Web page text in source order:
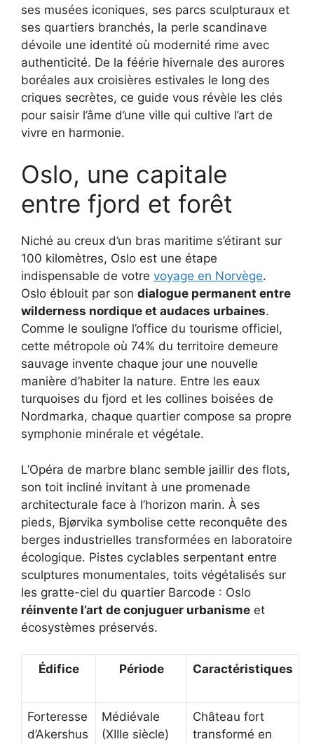
ses musées iconiques, ses parcs sculpturaux et
ses quartiers branchés, la perle scandinave
dévoile une identité où modernité rime avec
authenticité. De la féérie hivernale des aurores
boréales aux croisières estivales le long des
criques secrètes, ce guide vous révèle les clés
pour saisir l’âme d’une ville qui cultive l’art de
vivre en harmonie.
Oslo, une capitale
entre fjord et forêt
Niché au creux d’un bras maritime s’étirant sur
100 kilomètres, Oslo est une étape
indispensable de votre voyage en Norvège.
Oslo éblouit par son dialogue permanent entre
wilderness nordique et audaces urbaines.
Comme le souligne l’office du tourisme officiel,
cette métropole où 74% du territoire demeure
sauvage invente chaque jour une nouvelle
manière d’habiter la nature. Entre les eaux
turquoises du fjord et les collines boisées de
Nordmarka, chaque quartier compose sa propre
symphonie minérale et végétale.
L’Opéra de marbre blanc semble jaillir des flots,
son toit incliné invitant à une promenade
architecturale face à l’horizon marin. À ses
pieds, Bjørvika symbolise cette reconquête des
berges industrielles transformées en laboratoire
écologique. Pistes cyclables serpentant entre
sculptures monumentales, toits végétalisés sur
les gratte-ciel du quartier Barcode : Oslo
réinvente l’art de conjuguer urbanisme et
écosystèmes préservés.
Édifice Période Caractéristiques
Forteresse
d’Akershus
Médiévale
(XIIIe siècle)
Château fort
transformé en